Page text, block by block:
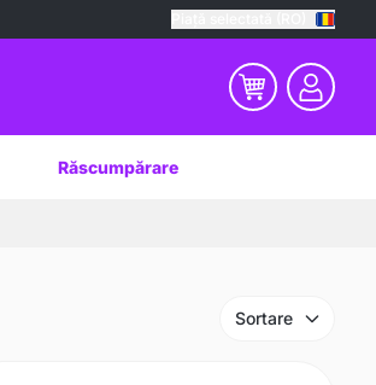
Răscumpărare
Sortare